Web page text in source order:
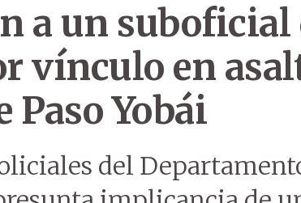
a un suboficial
vínculo en
Paso Yobái
del